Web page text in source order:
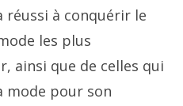
réussi à conquérir le
les plus
ainsi que de celles qui
mode pour son